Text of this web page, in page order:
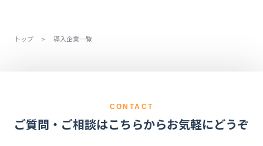
トップ > 導入企業一覧
CONTACT
ご質問・ご相談はこちらからお気軽にどうぞ